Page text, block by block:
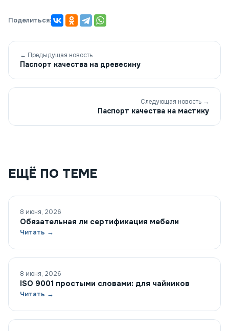
Поделиться:
← Предыдущая новость
Паспорт качества на древесину
Следующая новость →
Паспорт качества на мастику
ЕЩЁ ПО ТЕМЕ
8 июня, 2026
Обязательная ли сертификация мебели
Читать →
8 июня, 2026
ISO 9001 простыми словами: для чайников
Читать →